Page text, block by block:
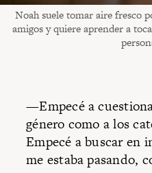
Noah suele tomar aire fresco
amigos y quiere aprender a
—Empecé a
género como a los
Empecé a buscar en
me estaba pasando,